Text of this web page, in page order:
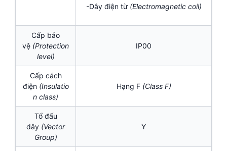
-Dây điện từ (Electromagnetic coil)
Cấp bảo
vệ (Protection
level)
IP00
Cấp cách
điện (Insulatio
n class)
Hạng F (Class F)
Tổ đấu
dây (Vector
Group)
Y